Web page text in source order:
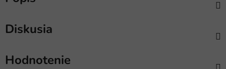
Diskusia
Hodnotenie